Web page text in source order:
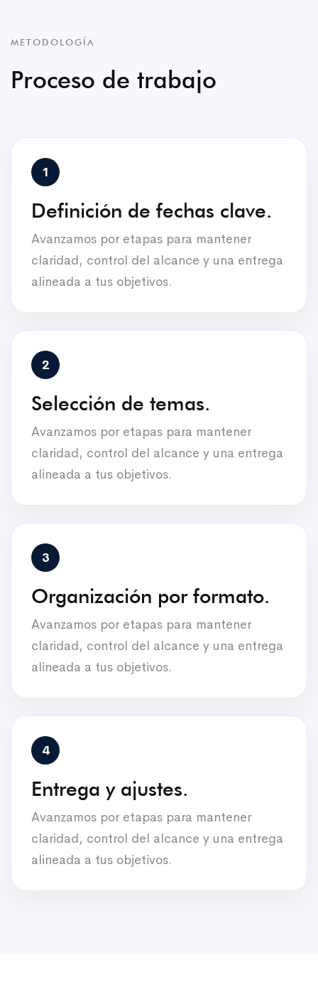
METODOLOGÍA
Proceso de trabajo
Definición de fechas clave.
Avanzamos por etapas para mantener
claridad, control del alcance y una entrega
alineada a tus objetivos.
Selección de temas.
Avanzamos por etapas para mantener
claridad, control del alcance y una entrega
alineada a tus objetivos.
Organización por formato.
Avanzamos por etapas para mantener
claridad, control del alcance y una entrega
alineada a tus objetivos.
Entrega y ajustes.
Avanzamos por etapas para mantener
claridad, control del alcance y una entrega
alineada a tus objetivos.